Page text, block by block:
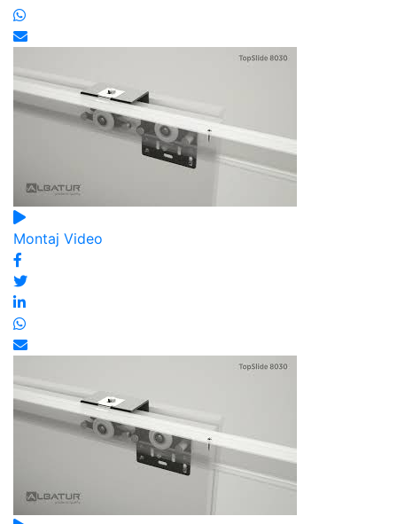
Montaj Video